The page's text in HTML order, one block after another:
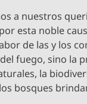
a nuestros
esta noble
de las y los
fuego, sino la
la
bosques